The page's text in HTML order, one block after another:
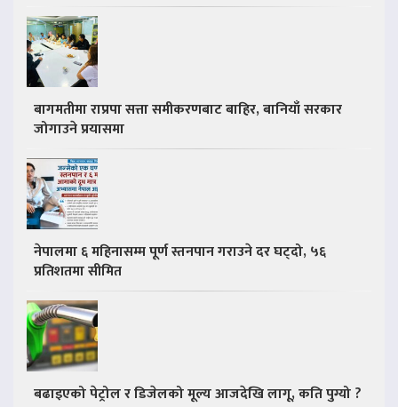
बागमतीमा राप्रपा सत्ता समीकरणबाट बाहिर, बानियाँ सरकार
जोगाउने प्रयासमा
नेपालमा ६ महिनासम्म पूर्ण स्तनपान गराउने दर घट्दो, ५६
प्रतिशतमा सीमित
बढाइएको पेट्रोल र डिजेलको मूल्य आजदेखि लागू, कति पुग्यो ?